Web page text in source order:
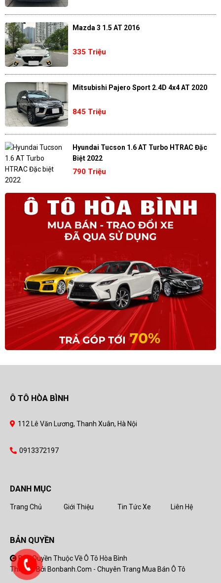
Mazda 3 1.5 AT 2016
335 Triệu
Mitsubishi Pajero Sport 2.4D 4x4 AT 2020
845 Triệu
Hyundai Tucson 1.6 AT Turbo HTRAC Đặc
Biệt 2022
790 Triệu
Ô TÔ HÒA BÌNH
112 Lê Văn Lương, Thanh Xuân, Hà Nội
0913372197
DANH MỤC
Trang Chủ Giới Thiệu Tin Tức Xe Liên Hệ
BẢN QUYỀN
Bản Quyền Thuộc Về Ô Tô Hòa Bình
Thiết Kế Bởi Bonbanh.com - Chuyên Trang Mua Bán Ô Tô